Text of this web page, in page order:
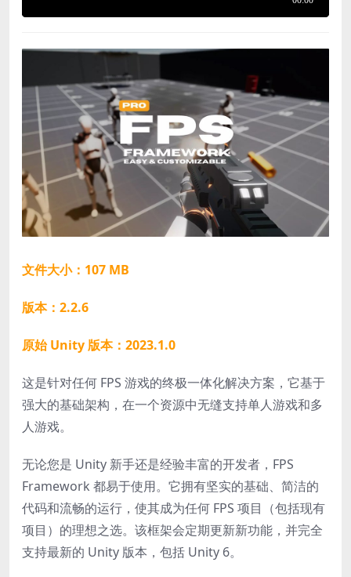
文件大小：107 MB
版本：2.2.6
原始 Unity 版本：2023.1.0
这是针对任何 FPS 游戏的终极一体化解决方案，它基于
强大的基础架构，在一个资源中无缝支持单人游戏和多
人游戏。
无论您是 Unity 新手还是经验丰富的开发者，FPS
Framework 都易于使用。它拥有坚实的基础、简洁的
代码和流畅的运行，使其成为任何 FPS 项目（包括现有
项目）的理想之选。该框架会定期更新新功能，并完全
支持最新的 Unity 版本，包括 Unity 6。